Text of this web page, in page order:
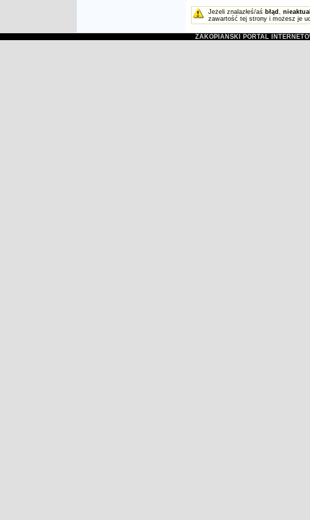
Jeżeli znalazłeś/aś błąd ,
zawartość tej strony i możesz je
ZAKOPIAŃSKI PORTAL